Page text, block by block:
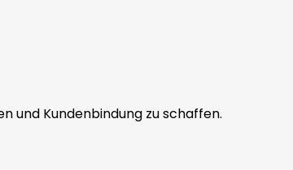
und Kundenbindung zu schaffen.